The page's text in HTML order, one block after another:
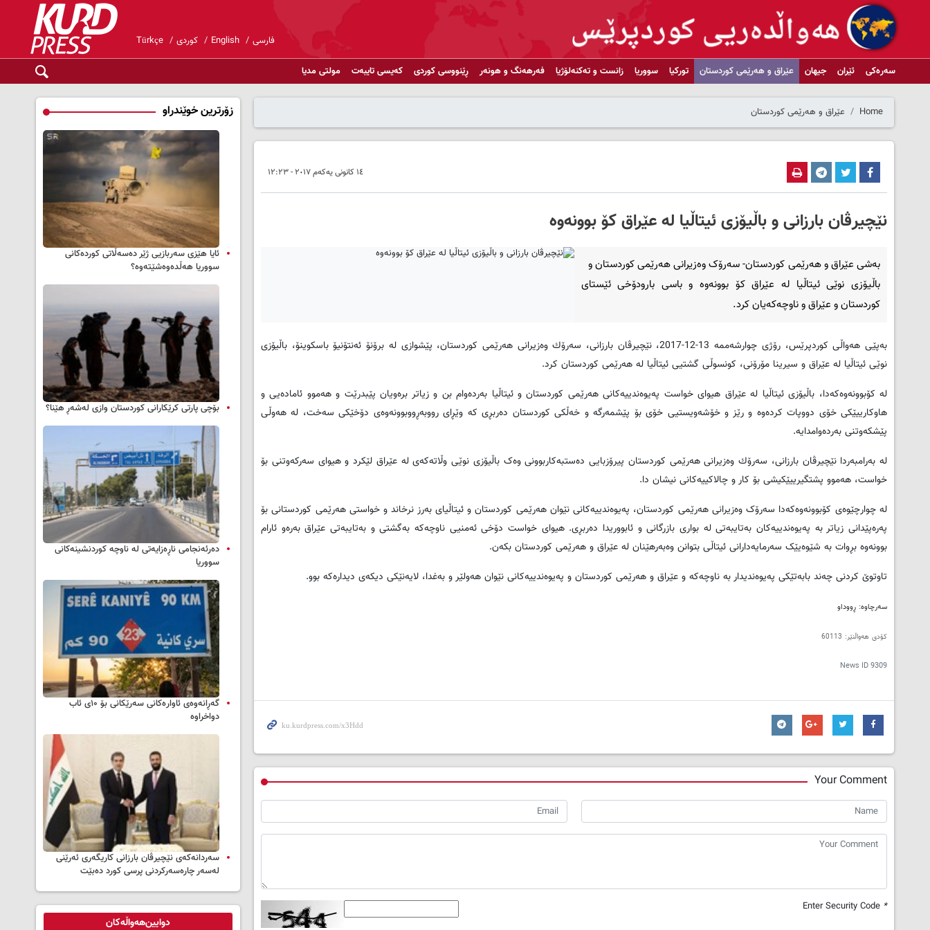
فارسی English کوردی Türkçe
سەرەکی ئێران جیهان عێراق و هەرێمی کوردستان تورکیا سووریا زانست و تەکنەلۆژیا فەرهەنگ و هونەر ڕێنووسی کوردی کەیسی تایبەت مولتی مدیا
Home عێراق و هەرێمی کوردستان
١٤ کانونی یەکەم ٢٠١٧ - ١٢:٢٣
نێچیرڤان بارزانی و باڵیۆزی ئیتاڵیا لە عێراق کۆ بوونەوە
بەشی عێراق و هەرێمی کوردستان- سەرۆک وەزیرانی هەرێمی کوردستان و
باڵیۆزی نوێی ئیتاڵیا لە عێراق کۆ بوونەوە و باسی بارودۆخی ئێستای
کوردستان و عێراق و ناوچەکەیان کرد.
بەپێی هەواڵی کوردپرێس، رۆژی چوارشه‌ممه‌ 13-12-2017، نێچیرڤان بارزانی، سه‌رۆك وه‌زیرانی هه‌رێمی كوردستان، پێشوازی له‌ برۆنۆ ئه‌نتۆنیۆ باسكوینۆ، باڵیۆزی
نوێی ئیتاڵیا له‌ عێراق و سیرینا مۆرۆنی، كونسوڵی گشتیی ئیتاڵیا له‌ هه‌رێمی كوردستان كرد.
لە کۆبوونەوەکەدا، باڵیۆزی ئیتاڵیا له‌ عێراق هیوای خواست په‌یوه‌ندییه‌كانى هه‌رێمی كوردستان و ئیتاڵیا به‌رده‌وام بن و زیاتر بره‌ویان پێبدرێت و هه‌موو ئاماده‌یى و
هاوكارییێكى خۆى دووپات كرده‌وه‌ و رێز و خۆشه‌ویستیی خۆی بۆ پێشمه‌رگه‌ و خه‌ڵكی كوردستان ده‌ربڕی كه‌ وێڕاى رووبه‌ڕووبوونه‌وه‌ی دۆخێكی سه‌خت، له‌ هه‌وڵى
پێشكه‌وتنى به‌رده‌وامدایه‌.
لە بەرامبەردا نێچیرڤان بارزانی، سه‌رۆك وه‌زیرانی هه‌رێمی كوردستان پیرۆزبایی ده‌ستبه‌كاربوونی وه‌ک باڵیۆزی نوێى وڵاته‌كه‌ى له‌ عێراق لێكرد و هیوای سه‌ركه‌وتنی بۆ
خواست، هه‌موو پشتگیرییێكیشى بۆ كار و چالاكییه‌كانی نیشان دا.
لە چوارچێوەی کۆبوونەوەکەدا سه‌رۆک وه‌زیرانی هه‌رێمی كوردستان، په‌یوه‌ندییه‌كانی نێوان هه‌رێمی كوردستان و ئیتاڵیای به‌رز نرخاند و خواستى هه‌رێمی كوردستانی بۆ
په‌ره‌پێدانی زیاتر به‌ په‌یوه‌ندییه‌كان به‌تایبه‌تی له‌ بواری بازرگانی و ئابووریدا ده‌ربڕی. هیوای خواست دۆخی ئه‌منیی ناوچه‌كه‌ به‌گشتی و به‌تایبه‌تی عێراق به‌ره‌و ئارام
بوونه‌وه بڕوات به ‌شێوه‌یێک سه‌رمایه‌دارانی ئیتاڵی بتوانن وه‌به‌رهێنان له‌ عێراق و هه‌رێمی كوردستان بكه‌ن.
تاوتوێ كردنی چه‌ند بابه‌تێكی په‌یوه‌ندیدار به‌ ناوچه‌كه‌ و عێراق و هه‌رێمی كوردستان و په‌یوه‌ندییه‌كانی نێوان هه‌ولێر و به‌غدا، لایه‌نێكی دیكه‌ی دیداره‌كه‌ بوو.
سەرچاوە: ڕووداو
کۆدی هه‌واڵنێر: 60113
News ID9309
Your Comment
*
زۆرترین خوێندراو
ئایا هێزی سەربازیی ژێر دەسەڵاتی کوردەکانی
سووریا هەڵدەوەشێتەوە؟
بۆچی پارتی کرێکارانی کوردستان وازی لەشەڕ هێنا؟
دەرئەنجامی ناڕەزایەتی لە ناوچە کوردنشینەکانی
سووریا
گەڕانەوەی ئاوارەکانی سەرێکانی بۆ ۱۰ی ئاب
دواخراوە
سه‌ردانه‌کەی نێچیرڤان بارزانی كاریگه‌ری ئه‌رێنی
له‌سه‌ر چاره‌سه‌ركردنی پرسی كورد ده‌بێت
دوایین‌هەواڵەکان